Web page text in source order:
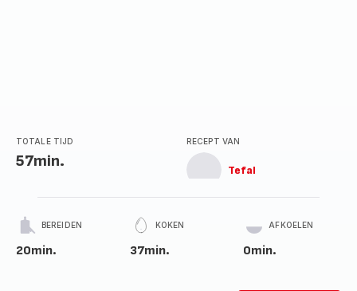
TOTALE TIJD
57min.
RECEPT VAN
Tefal
BEREIDEN
20min.
KOKEN
37min.
AFKOELEN
0min.